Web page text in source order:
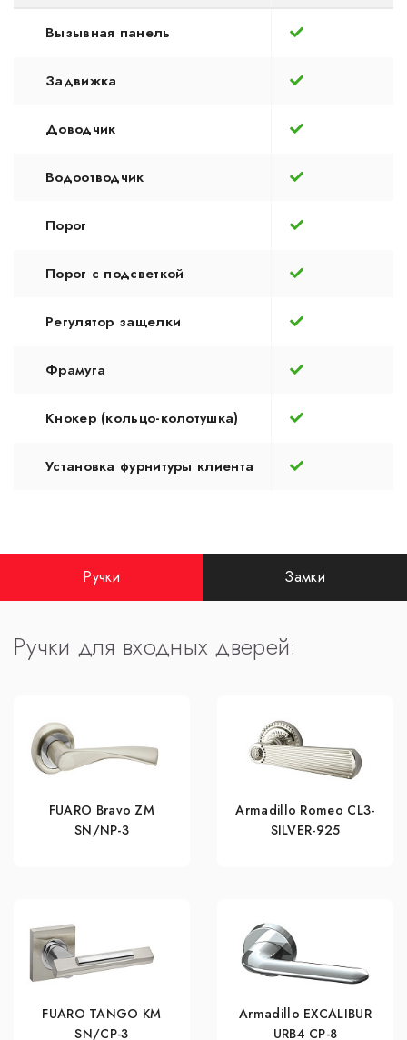
Вызывная панель
Задвижка
Доводчик
Водоотводчик
Порог
Порог с подсветкой
Регулятор защелки
Фрамуга
Кнокер (кольцо-колотушка)
Установка фурнитуры клиента
Ручки Замки
Ручки для входных дверей:
FUARO Bravo ZM
SN/NP-3
Armadillo Romeo CL3-
SILVER-925
FUARO TANGO KM
SN/CP-3
Armadillo EXCALIBUR
URB4 СР-8